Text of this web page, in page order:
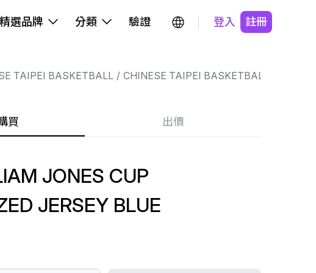
精選品牌 分類 驗證 登入 註冊
TAIPEI BASKETBALL CHINESE TAIPEI BASKETBALL
買 出價
JONES CUP
JERSEY BLUE